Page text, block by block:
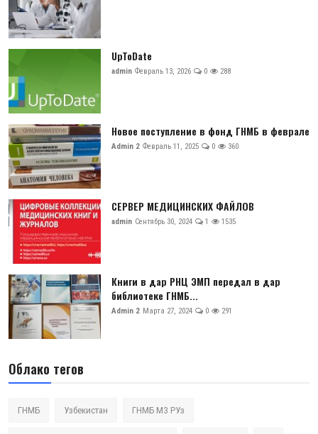
UpToDate
admin Февраль 13, 2026 0 288
Новое поступление в фонд ГНМБ в феврале
Admin 2 Февраль 11, 2025 0 360
СЕРВЕР МЕДИЦИНСКИХ ФАЙЛОВ
admin Сентябрь 30, 2024 1 1535
Книги в дар РНЦ ЭМП передал в дар
библиотеке ГНМБ...
Admin 2 Марта 27, 2024 0 291
Облако тегов
ГНМБ Узбекистан ГНМБ МЗ РУз